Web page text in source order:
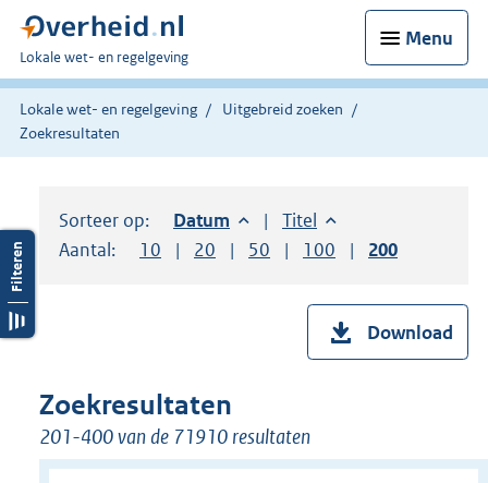
Menu
U
bent
hier:
Lokale wet- en regelgeving
Lokale wet- en regelgeving
Uitgebreid zoeken
Zoekresultaten
Sorteer op: Sorteer op:
Datum aflopendSorteer op:
Titel oplopend
Aantal:
Toon
10 resultaten per pagina
Toon
20 resultaten per pagina
Toon
50 resultaten per pagina
Toon
100 resultaten per
Toon
200
Download
Zoekresultaten
201-400 van de 71910 resultaten